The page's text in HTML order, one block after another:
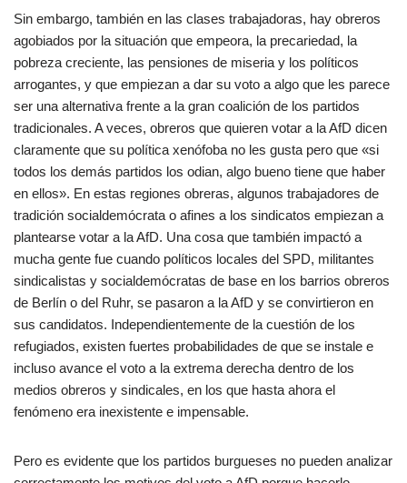
Sin embargo, también en las clases trabajadoras, hay obreros
agobiados por la situación que empeora, la precariedad, la
pobreza creciente, las pensiones de miseria y los políticos
arrogantes, y que empiezan a dar su voto a algo que les parece
ser una alternativa frente a la gran coalición de los partidos
tradicionales. A veces, obreros que quieren votar a la AfD dicen
claramente que su política xenófoba no les gusta pero que «si
todos los demás partidos los odian, algo bueno tiene que haber
en ellos». En estas regiones obreras, algunos trabajadores de
tradición socialdemócrata o afines a los sindicatos empiezan a
plantearse votar a la AfD. Una cosa que también impactó a
mucha gente fue cuando políticos locales del SPD, militantes
sindicalistas y socialdemócratas de base en los barrios obreros
de Berlín o del Ruhr, se pasaron a la AfD y se convirtieron en
sus candidatos. Independientemente de la cuestión de los
refugiados, existen fuertes probabilidades de que se instale e
incluso avance el voto a la extrema derecha dentro de los
medios obreros y sindicales, en los que hasta ahora el
fenómeno era inexistente e impensable.
Pero es evidente que los partidos burgueses no pueden analizar